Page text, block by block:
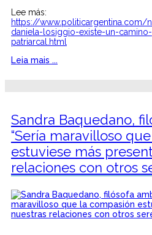
Lee más:
https://www.politicargentina.com/
daniela-losiggio-existe-un-
patriarcal.html
Leia mais ...
Sandra Baquedano,
“Sería maravilloso
estuviese más
relaciones con otros